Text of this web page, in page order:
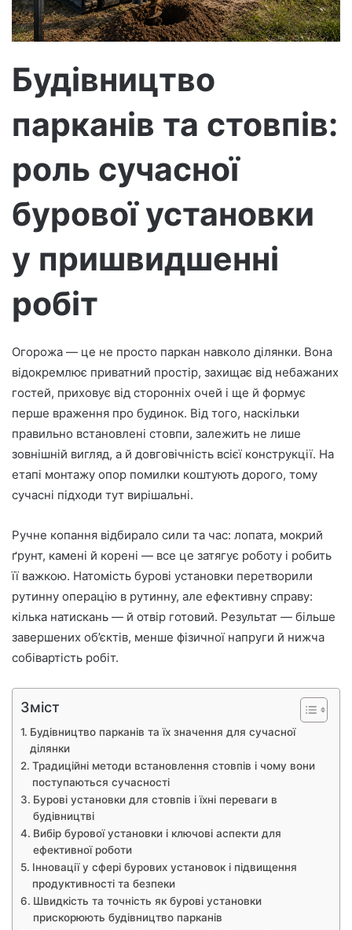
к
т
о
н
о
л
и
с
Будівництво
парканів та стовпів:
роль сучасної
бурової установки
у пришвидшенні
робіт
Огорожа — це не просто паркан навколо ділянки. Вона
відокремлює приватний простір, захищає від небажаних
гостей, приховує від сторонніх очей і ще й формує
перше враження про будинок. Від того, наскільки
правильно встановлені стовпи, залежить не лише
зовнішній вигляд, а й довговічність всієї конструкції. На
етапі монтажу опор помилки коштують дорого, тому
сучасні підходи тут вирішальні.
Ручне копання відбирало сили та час: лопата, мокрий
ґрунт, камені й корені — все це затягує роботу і робить
її важкою. Натомість бурові установки перетворили
рутинну операцію в рутинну, але ефективну справу:
кілька натискань — й отвір готовий. Результат — більше
завершених об’єктів, менше фізичної напруги й нижча
собівартість робіт.
Зміст
Будівництво парканів та їх значення для сучасної
ділянки
Традиційні методи встановлення стовпів і чому вони
поступаються сучасності
Бурові установки для стовпів і їхні переваги в
будівництві
Вибір бурової установки і ключові аспекти для
ефективної роботи
Інновації у сфері бурових установок і підвищення
продуктивності та безпеки
Швидкість та точність як бурові установки
прискорюють будівництво парканів